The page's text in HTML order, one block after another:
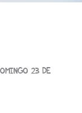
23 DE